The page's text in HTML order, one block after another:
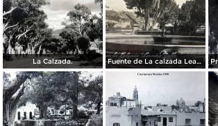
La Calzada. Fuente de La calzada Leandro Valle.